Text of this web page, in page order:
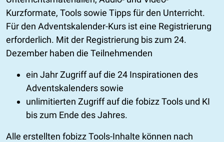
Kurzformate, Tools sowie Tipps für den Unterricht.
Für den Adventskalender-Kurs ist eine Registrierung
erforderlich. Mit der Registrierung bis zum 24.
Dezember haben die Teilnehmenden
ein Jahr Zugriff auf die 24 Inspirationen des
Adventskalenders sowie
unlimitierten Zugriff auf die fobizz Tools und KI
bis zum Ende des Jahres.
Alle erstellten fobizz Tools-Inhalte können nach